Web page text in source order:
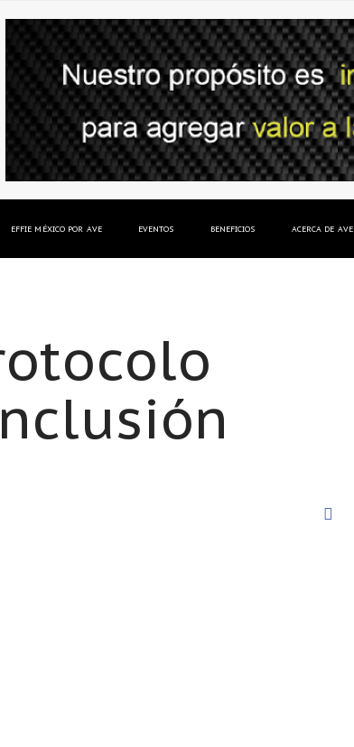
EFFIE MÉXICO POR AVE EVENTOS BENEFICIOS ACERCA DE AVE